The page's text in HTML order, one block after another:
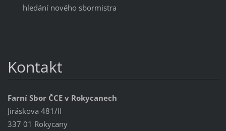
hledání nového sbormistra
Kontakt
Farní Sbor ČCE v Rokycanech
Jiráskova 481/II
337 01 Rokycany